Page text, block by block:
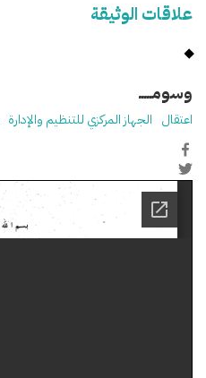
علاقات الوثيقة
وسومـــــ
اعتقال الجهاز المركزي للتنظيم والإدارة